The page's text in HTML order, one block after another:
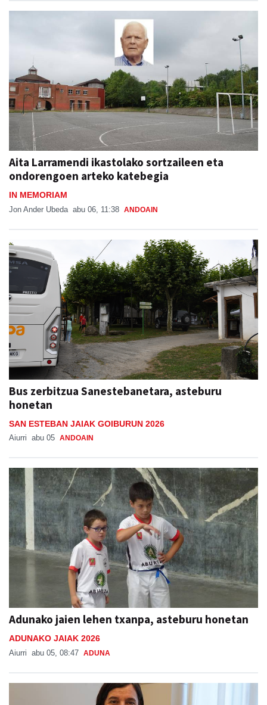
Aita Larramendi ikastolako sortzaileen eta
ondorengoen arteko katebegia
IN MEMORIAM
Jon Ander Ubeda abu 06, 11:38 ANDOAIN
Bus zerbitzua Sanestebanetara, asteburu
honetan
SAN ESTEBAN JAIAK GOIBURUN 2026
Aiurri abu 05 ANDOAIN
Adunako jaien lehen txanpa, asteburu honetan
ADUNAKO JAIAK 2026
Aiurri abu 05, 08:47 ADUNA